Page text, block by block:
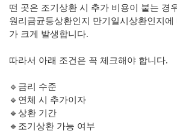
떤 곳은 조기상환 시 추가 비용이 붙는 경
원리금균등상환인지 만기일시상환인지에
가 크게 발생합니다.
따라서 아래 조건은 꼭 체크해야 합니다.
🔹금리 수준
🔹연체 시 추가이자
🔹상환 기간
🔹조기상환 가능 여부